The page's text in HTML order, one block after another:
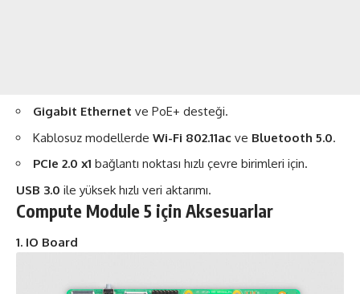
Gigabit Ethernet ve PoE+ desteği.
Kablosuz modellerde Wi-Fi 802.11ac ve Bluetooth 5.0.
PCIe 2.0 x1 bağlantı noktası hızlı çevre birimleri için.
USB 3.0 ile yüksek hızlı veri aktarımı.
Compute Module 5 için Aksesuarlar
1. IO Board